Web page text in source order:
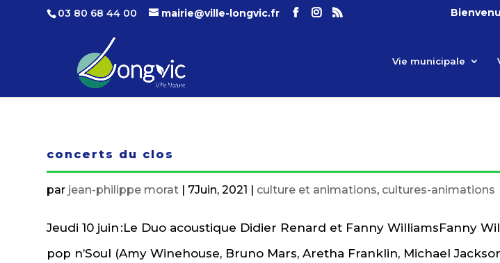
03 80 68 44 00 mairie@ville-longvic.fr
Vie municipale
concerts du clos
par jean-philippe morat | 7Juin, 2021 | culture et animations, cultures-animations
Jeudi 10 juin :Le Duo acoustique Didier Renard et Fanny WilliamsFanny
pop n’Soul (Amy Winehouse, Bruno Mars, Aretha Franklin, Michael